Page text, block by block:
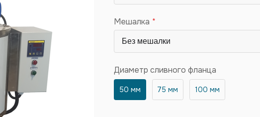
Мешалка
Диаметр сливного фланца
50 мм 75 мм 100 мм